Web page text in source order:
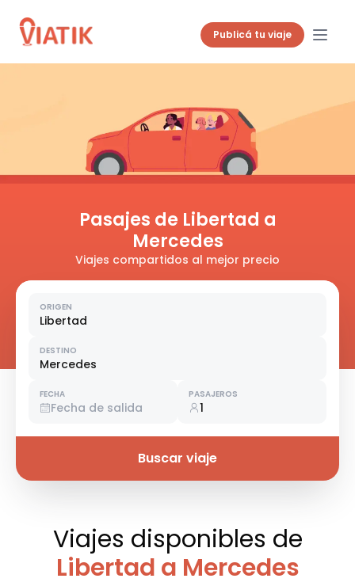
Publicá tu viaje
Pasajes de Libertad a
Mercedes
Viajes compartidos al mejor precio
ORIGEN
Libertad
DESTINO
Mercedes
FECHA
Fecha de salida
PASAJEROS
1
Buscar viaje
Viajes disponibles de
Libertad a Mercedes